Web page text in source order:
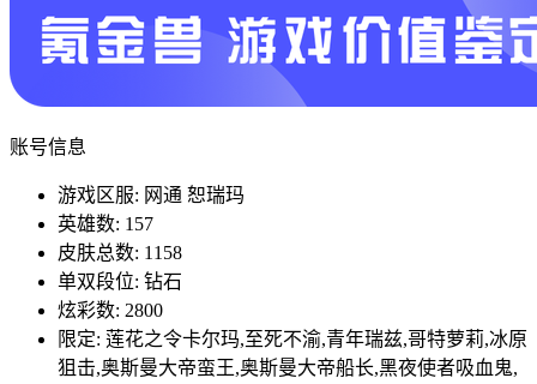
账号信息
游戏区服: 网通 恕瑞玛
英雄数: 157
皮肤总数: 1158
单双段位: 钻石
炫彩数: 2800
限定: 莲花之令卡尔玛,至死不渝,青年瑞兹,哥特萝莉,冰原
狙击,奥斯曼大帝蛮王,奥斯曼大帝船长,黑夜使者吸血鬼,